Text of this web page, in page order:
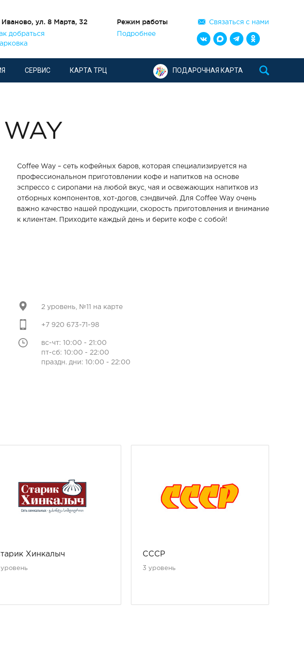
Иваново, ул. 8 Марта, 32
добраться
Режим работы
Подробнее
Связаться с нами
СЕРВИС КАРТА ТРЦ ПОДАРОЧНАЯ КАРТА
Coffee Way – сеть кофейных баров, которая специализируется на
профессиональном приготовлении кофе и напитков на основе
эспрессо с сиропами на любой вкус, чая и освежающих напитков из
отборных компонентов, хот-догов, сэндвичей. Для Coffee Way очень
важно качество нашей продукции, скорость приготовления и внимание
к клиентам. Приходите каждый день и берите кофе с собой!
2 уровень, №11 на карте
+7 920 673-71-98
вс-чт: 10:00 - 21:00
пт-сб: 10:00 - 22:00
праздн. дни: 10:00 - 22:00
Хинкалыч
уровень
СССР
3 уровень